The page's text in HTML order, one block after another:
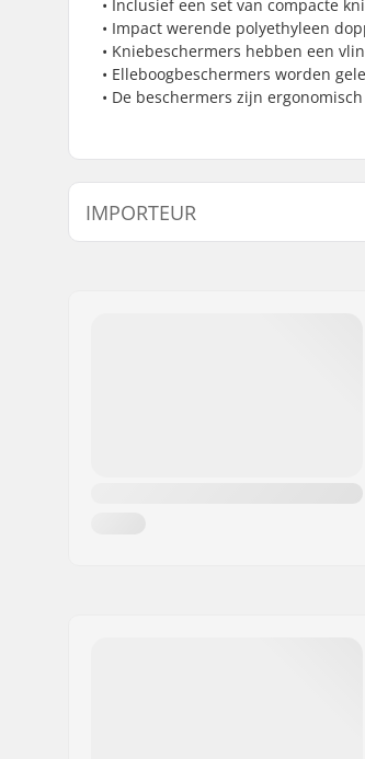
• Inclusief een set van compacte
• Impact werende polyethyleen
• Kniebeschermers hebben een
• Elleboogbeschermers worden
• De beschermers zijn
IMPORTEUR